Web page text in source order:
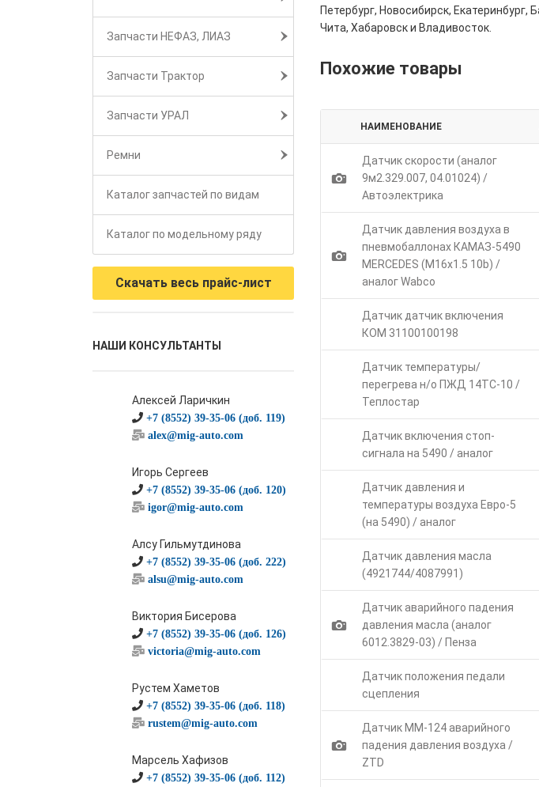
Запчасти НЕФАЗ, ЛИАЗ
Запчасти Трактор
Запчасти УРАЛ
Ремни
Каталог запчастей по видам
Каталог по модельному ряду
Скачать весь прайс-лист
НАШИ КОНСУЛЬТАНТЫ
Алексей Ларичкин
+7 (8552) 39-35-06 (доб. 119)
alex@mig-auto.com
Игорь Сергеев
+7 (8552) 39-35-06 (доб. 120)
igor@mig-auto.com
Алсу Гильмутдинова
+7 (8552) 39-35-06 (доб. 222)
alsu@mig-auto.com
Виктория Бисерова
+7 (8552) 39-35-06 (доб. 126)
victoria@mig-auto.com
Рустем Хаметов
+7 (8552) 39-35-06 (доб. 118)
rustem@mig-auto.com
Марсель Хафизов
+7 (8552) 39-35-06 (доб. 112)
Петербург, Новосибирск,
Чита, Хабаровск и Владивосток.
Похожие товары
НАИМЕНОВАНИЕ
1
Датчик скорости (аналог
9м2.329.007, 04.01024) /
Автоэлектрика
1
Датчик давления воздуха в
пневмобаллонах КАМАЗ-5490
MERCEDES (M16х1.5 10b) /
аналог Wabco
Датчик датчик включения
КОМ 31100100198
Датчик температуры/
перегрева н/о ПЖД 14ТС-10 /
Теплостар
Датчик включения стоп-
сигнала на 5490 / аналог
Датчик давления и
температуры воздуха Евро-5
(на 5490) / аналог
Датчик давления масла
(4921744/4087991)
1
Датчик аварийного падения
давления масла (аналог
6012.3829-03) / Пенза
Датчик положения педали
сцепления
1
Датчик ММ-124 аварийного
падения давления воздуха /
ZTD